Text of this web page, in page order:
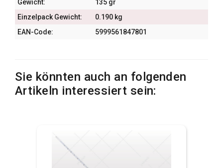
Gewicht:
135 gr
Einzelpack Gewicht:
0.190 kg
EAN-Code:
5999561847801
Sie könnten auch an folgenden
Artikeln interessiert sein: